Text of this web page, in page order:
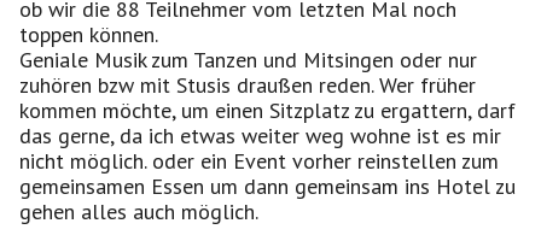
ob wir die 88 Teilnehmer vom letzten Mal noch
toppen können.
Geniale Musik zum Tanzen und Mitsingen oder nur
zuhören bzw mit Stusis draußen reden. Wer früher
kommen möchte, um einen Sitzplatz zu ergattern, darf
das gerne, da ich etwas weiter weg wohne ist es mir
nicht möglich. oder ein Event vorher reinstellen zum
gemeinsamen Essen um dann gemeinsam ins Hotel zu
gehen alles auch möglich.